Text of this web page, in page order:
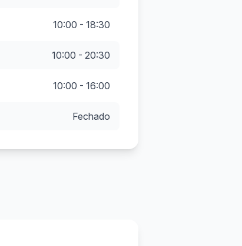
10:00 - 18:30
10:00 - 20:30
10:00 - 16:00
Fechado